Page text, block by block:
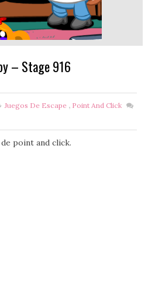
– Stage 916
Juegos De Escape , Point And Click
point and click.